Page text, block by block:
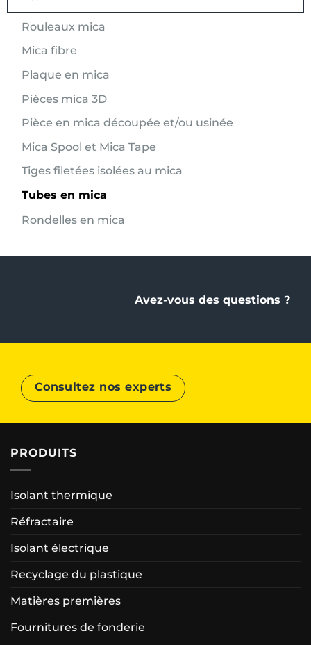
Rouleaux mica
Mica fibre
Plaque en mica
Pièces mica 3D
Pièce en mica découpée et/ou usinée
Mica Spool et Mica Tape
Tiges filetées isolées au mica
Tubes en mica
Rondelles en mica
Avez-vous des questions ?
Consultez nos experts
PRODUITS
Isolant thermique
Réfractaire
Isolant électrique
Recyclage du plastique
Matières premières
Fournitures de fonderie